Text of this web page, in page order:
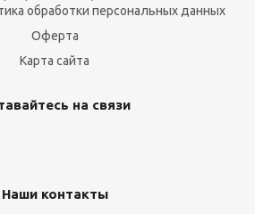
обработки персональных данных
Оферта
Карта сайта
на связи
Наши контакты